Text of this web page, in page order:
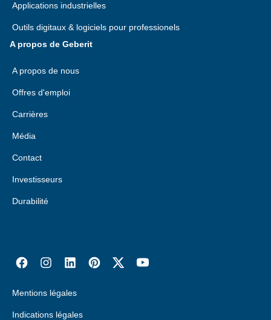
Applications industrielles
Outils digitaux & logiciels pour professionels
A propos de Geberit
A propos de nous
Offres d'emploi
Carrières
Média
Contact
Investisseurs
Durabilité
Mentions légales
Indications légales